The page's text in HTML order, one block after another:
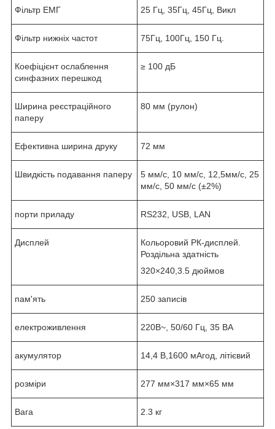
Фільтр ЕМГ 25 Гц, 35Гц, 45Гц, Викл
Фільтр нижніх частот 75Гц, 100Гц, 150 Гц.
Коефіцієнт ослаблення
синфазних перешкод
≥ 100 дБ
Ширина реєстраційного
паперу
80 мм (рулон)
Ефективна ширина друку 72 мм
Швидкість подавання паперу
5 мм/с, 10 мм/с, 12,5мм/с, 25
мм/с, 50 мм/с (±2%)
порти приладу RS232, USB, LAN
Дисплей
Кольоровий РК-дисплей.
Роздільна здатність
320×240,3.5 дюймов
пам'ять 250 записів
електроживлення 220В~, 50/60 Гц, 35 ВА
акумулятор 14,4 В,1600 мАгод, літієвий
розміри 277 мм×317 мм×65 мм
Вага 2.3 кг